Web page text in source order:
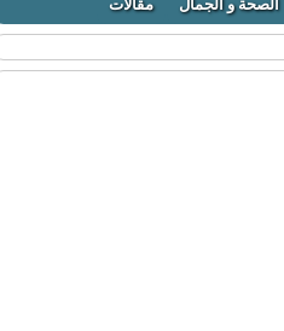
الصحة و الجمال مقالات